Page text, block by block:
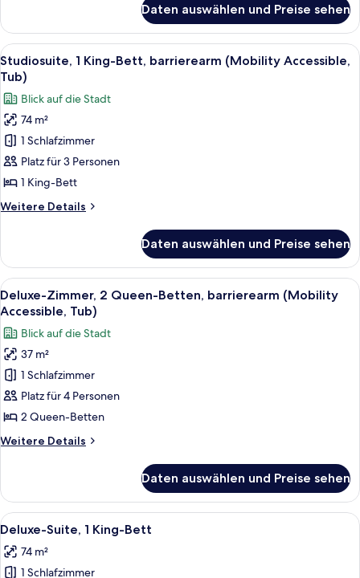
in
Shower)
anzeigen
Zimmer,
1 King-
Bett,
barrierearm
(Mobility
Accessible,
Roll-
in
Shower)
Daten auswählen und Preise sehen
Alle
Fotos
für
Studiosuite,
1 King-
Bett,
barrierearm
(Mobility
Accessible,
Tub)
Ein schmaler Flur mit gemusterten
10
Studiosuite, 1 King-Bett, barrierearm (Mobility Accessible,
Tub)
Blick auf die Stadt
74 m²
1 Schlafzimmer
Platz für 3 Personen
1 King-Bett
Weitere Details
Weitere
1 King-
Bett,
barrierearm
(Mobility
Tub)
Daten auswählen und Preise sehen
Alle
Fotos
für
Deluxe-
Zimmer,
2 Queen-
Betten,
barrierearm
(Mobility
Accessible,
anzeigen
Ein Hotelzimmer mit zwei Betten,
8
Deluxe-Zimmer, 2 Queen-Betten, barrierearm (Mobility
Accessible, Tub)
Blick auf die Stadt
37 m²
1 Schlafzimmer
Platz für 4 Personen
2 Queen-Betten
Weitere Details
Weitere
Zimmer,
2 Queen-
Betten,
(Mobility
Accessible,
Daten auswählen und Preise sehen
Alle
Fotos
für
Ein modernes Wohnzimmer mit
12
Deluxe-Suite, 1 King-Bett
74 m²
1 Schlafzimmer